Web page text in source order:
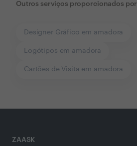
Outros serviços proporcionados por
Designer Gráfico em amadora
Logótipos em amadora
Cartões de Visita em amadora
ZAASK